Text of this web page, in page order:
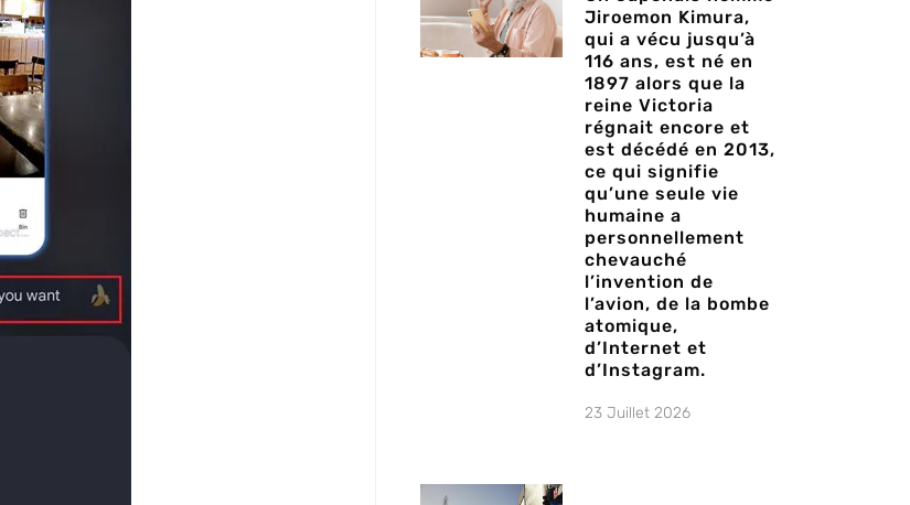
Jiroemon Kimura,
qui a vécu jusqu’à
116 ans, est né en
1897 alors que la
reine Victoria
régnait encore et
est décédé en 2013,
ce qui signifie
qu’une seule vie
humaine a
personnellement
chevauché
l’invention de
l’avion, de la bombe
atomique,
d’Internet et
d’Instagram.
23 Juillet 2026